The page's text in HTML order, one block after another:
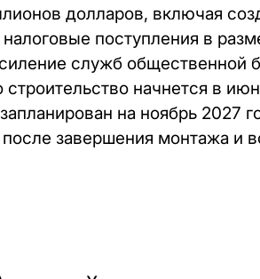
долларов, включая
поступления в
служб общественной
начнется в
на ноябрь 2027
завершения монтажа и